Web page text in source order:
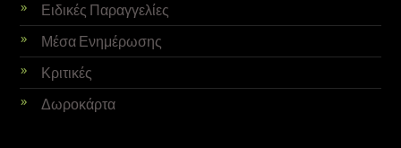
Ειδικές Παραγγελίες
Μέσα Ενημέρωσης
Κριτικές
Δωροκάρτα